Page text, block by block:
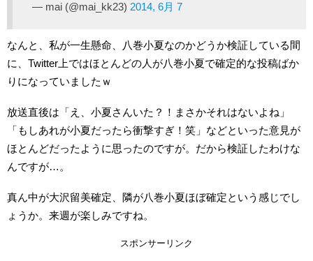
— mai (@mai_kk23) 2014, 6月 7
なんと、私が一生懸命、八巻小夏なのかどうか検証している間
に、Twitter上ではほとんどの人が八巻小夏で確定的な投稿ばか
りになっていましたｗ
放送直後は「え、小夏さんいた？！まさかそれはないよね」
「もしあれが小夏だったら衝撃すぎ！笑」などといった意見が
ほとんどだったように思ったのですが。だから検証したわけな
んですが…。
真ん中が大沢留美確定、隣が八巻小夏ほぼ確定という感じでし
ょうか。来週が楽しみですね。
スポンサーリンク